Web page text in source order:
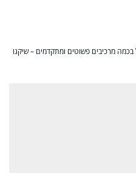
מרכיבים פשוטים ומתקדמים – שיקגו